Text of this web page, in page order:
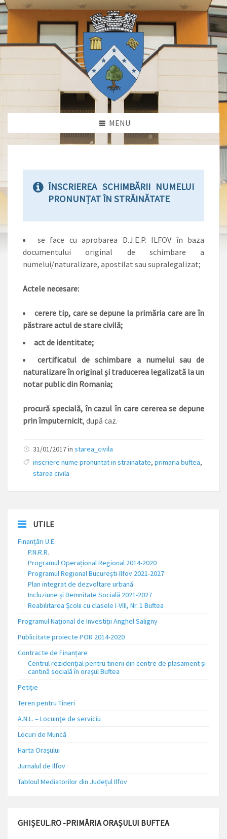
MENU
ÎNSCRIEREA SCHIMBĂRII NUMELUI
PRONUNȚAT ÎN STRĂINĂTATE
se face cu aprobarea D.J.E.P. ILFOV în baza
documentului original de schimbare a
numelui/naturalizare, apostilat sau supralegalizat;
Actele necesare:
cerere tip, care se depune la primăria care are în
păstrare actul de stare civilă;
act de identitate;
certificatul de schimbare a numelui sau de
naturalizare în original și traducerea legalizată la un
notar public din Romania;
procură specială, în cazul în care cererea se depune
prin împuternicit, după caz.
31/01/2017 in starea_civila
inscriere nume pronuntat in strainatate, primaria buftea,
starea civila
UTILE
Finanțări U.E.
P.N.R.R.
Programul Operațional Regional 2014-2020
Programul Regional București-Ilfov 2021-2027
Plan integrat de dezvoltare urbană
Incluziune și Demnitate Socială 2021-2027
Reabilitarea Școlii cu clasele I-VIII, Nr. 1 Buftea
Programul Național de Investiții Anghel Saligny
Publicitate proiecte POR 2014-2020
Contracte de Finanțare
Centrul rezidențial pentru tinerii din centre de plasament și
cantină socială în orașul Buftea
Petiție
Teren pentru Tineri
A.N.L. – Locuinţe de serviciu
Locuri de Muncă
Harta Orașului
Jurnalul de Ilfov
Tabloul Mediatorilor din Județul Ilfov
GHIȘEUL.RO -PRIMĂRIA ORAȘULUI BUFTEA